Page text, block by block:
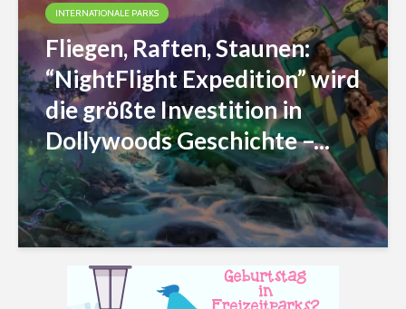
INTERNATIONALE PARKS
Fliegen, Raften, Staunen:
“NightFlight Expedition” wird
die größte Investition in
Dollywoods Geschichte –...